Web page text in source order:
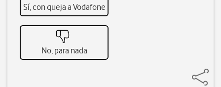
Sí, con queja a Vodafone
No, para nada